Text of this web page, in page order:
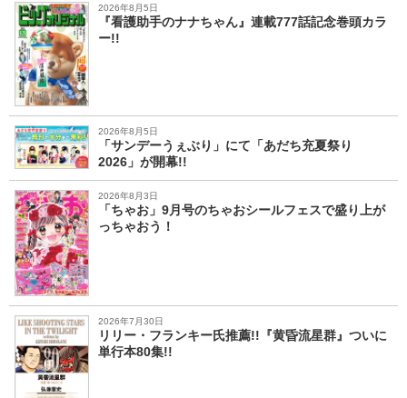
2026年8月5日
『看護助手のナナちゃん』連載777話記念巻頭カラ
ー!!
2026年8月5日
「サンデーうぇぶり」にて「あだち充夏祭り
2026」が開幕!!
2026年8月3日
「ちゃお」9月号のちゃおシールフェスで盛り上が
っちゃおう！
2026年7月30日
リリー・フランキー氏推薦!!『黄昏流星群』ついに
単行本80集!!